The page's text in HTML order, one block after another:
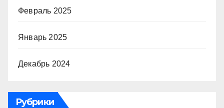
Февраль 2025
Январь 2025
Декабрь 2024
Рубрики